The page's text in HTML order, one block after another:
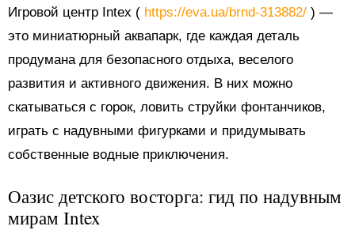
Игровой центр Intex ( https://eva.ua/brnd-313882/ ) —
это миниатюрный аквапарк, где каждая деталь
продумана для безопасного отдыха, веселого
развития и активного движения. В них можно
скатываться с горок, ловить струйки фонтанчиков,
играть с надувными фигурками и придумывать
собственные водные приключения.
Оазис детского восторга: гид по надувным
мирам Intex